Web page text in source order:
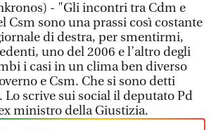
- "Gli incontri tra Cdm e
Csm sono una prassi così costante
di destra, per smentirmi,
uno del 2006 e l’altro degli
i casi in un clima ben diverso
e Csm. Che si sono detti
Lo scrive sui social il deputato Pd
ministro della Giustizia.